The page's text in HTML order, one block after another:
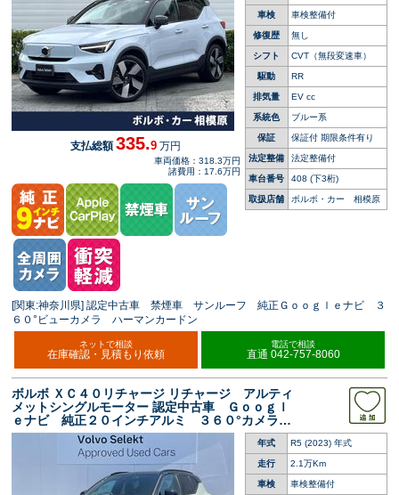
車検 車検整備付
修復歴 無し
シフト CVT（無段変速車）
駆動 RR
排気量 EV cc
系統色 ブルー系
保証 保証付 期限条件有り
法定整備 法定整備付
車台番号 408 (下3桁)
取扱店舗 ボルボ・カー 相模原
支払総額335.9 万円
車両価格：318.3万円
諸費用：17.6万円
[関東:神奈川県] 認定中古車 禁煙車 サンルーフ 純正Ｇｏｏｇｌｅナビ ３
６０°ビューカメラ ハーマンカードン
ネットで相談
在庫確認・見積もり依頼
電話で相談
直通 042-757-8060
ボルボ ＸＣ４０リチャージ リチャージ アルティ
メットシングルモーター 認定中古車 Ｇｏｏｇｌ
ｅナビ 純正２０インチアルミ ３６０°カメラ
ｈａｒｍａｎ／ｋａｒｄｏｎ インテリセーフ
レーダークルーズ 純正９インチナビ シートヒ
ーター パイロットアシスト 禁煙車
年式 R5 (2023) 年式
走行 2.1万Km
車検 車検整備付